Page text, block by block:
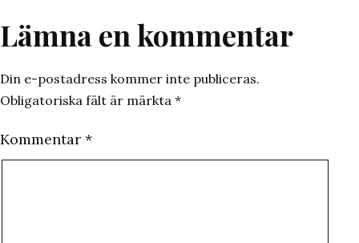
Lämna en kommentar
Din e-postadress kommer inte publiceras.
Obligatoriska fält är märkta *
Kommentar *